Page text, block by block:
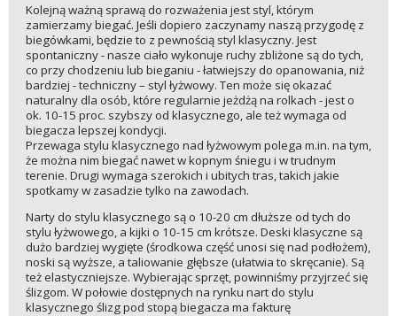
Kolejną ważną sprawą do rozważenia jest styl, którym
zamierzamy biegać. Jeśli dopiero zaczynamy naszą przygodę z
biegówkami, będzie to z pewnością styl klasyczny. Jest
spontaniczny - nasze ciało wykonuje ruchy zbliżone są do tych,
co przy chodzeniu lub bieganiu - łatwiejszy do opanowania, niż
bardziej - techniczny – styl łyżwowy. Ten może się okazać
naturalny dla osób, które regularnie jeżdżą na rolkach - jest o
ok. 10-15 proc. szybszy od klasycznego, ale też wymaga od
biegacza lepszej kondycji.
Przewaga stylu klasycznego nad łyżwowym polega m.in. na tym,
że można nim biegać nawet w kopnym śniegu i w trudnym
terenie. Drugi wymaga szerokich i ubitych tras, takich jakie
spotkamy w zasadzie tylko na zawodach.
Narty do stylu klasycznego są o 10-20 cm dłuższe od tych do
stylu łyżwowego, a kijki o 10-15 cm krótsze. Deski klasyczne są
dużo bardziej wygięte (środkowa część unosi się nad podłożem),
noski są wyższe, a taliowanie głębsze (ułatwia to skręcanie). Są
też elastyczniejsze. Wybierając sprzęt, powinniśmy przyjrzeć się
ślizgom. W połowie dostępnych na rynku nart do stylu
klasycznego ślizg pod stopą biegacza ma fakturę